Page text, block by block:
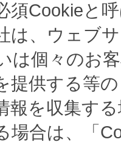
須Cookieと
は、ウェブ
は個々のお
提供する等
報を収集す
場合は、「